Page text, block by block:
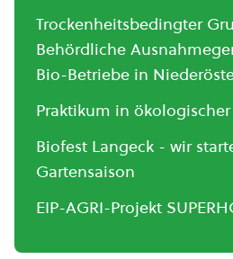
Trockenheitsbedingter
Behördliche
Bio-Betriebe in
Praktikum in
Biofest Langeck - wir
Gartensaison
EIP-AGRI-Projekt